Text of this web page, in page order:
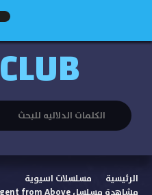
CLUB
الرئيسية
مسلسلات اسيوية